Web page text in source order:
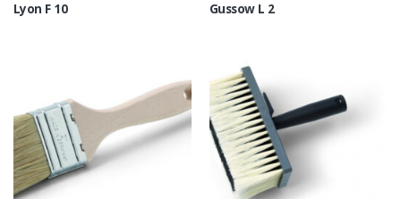
Lyon F 10 Gussow L 2